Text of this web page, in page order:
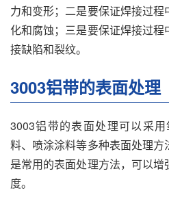
力和变形；二是要保证焊接过
化和腐蚀；三是要保证焊接过
接缺陷和裂纹。
3003铝带的表面处理
3003铝带的表面处理可以采
料、喷涂涂料等多种表面处理
是常用的表面处理方法，可以
度。